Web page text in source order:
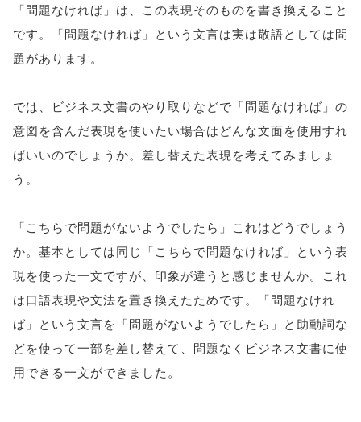
「問題なければ」は、この表現そのものを書き換えること
です。「問題なければ」という文言は実は敬語としては問
題があります。
では、ビジネス文書のやり取りなどで「問題なければ」の
意図を含んだ表現を使いたい場合はどんな文面を使用すれ
ばいいのでしょうか。差し替えた表現を考えてみましょ
う。
「こちらで問題がないようでしたら」これはどうでしょう
か。基本としては同じ「こちらで問題なければ」という表
現を使った一文ですが、印象が違うと感じませんか。これ
は口語表現や文法を置き換えたためです。「問題なけれ
ば」という文言を「問題がないようでしたら」と助動詞な
どを使って一部を差し替えて、問題なくビジネス文書に使
用できる一文ができました。